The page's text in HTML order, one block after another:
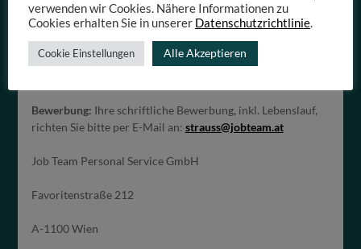
Arbeitszeit: Vollzeit
Entgelt: Die Entlohnung entspricht zumindest Brutto €
Bewerbung: Ihre schriftliche Bewerbung, inkl. Lebenslauf,
richten Sie bitte per E-Mail an: strauss@jobteam.at
Job Team Personal Service GmbH
Favoritenstraße 212
A-1100 Wien
verwenden wir Cookies. Nähere Informationen zu
Cookies erhalten Sie in unserer Datenschutzrichtlinie.
Cookie Einstellungen Alle Akzeptieren